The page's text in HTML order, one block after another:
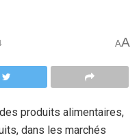
AA
produits alimentaires,
dans les marchés